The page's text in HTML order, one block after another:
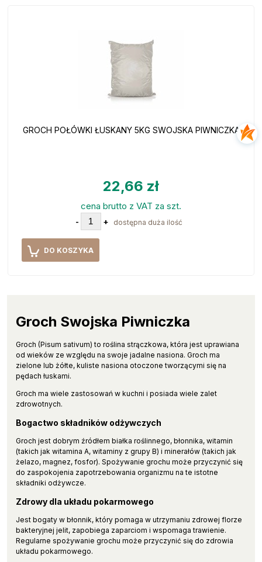
GROCH POŁÓWKI ŁUSKANY 5KG SWOJSKA PIWNICZKA
22,66 zł
cena brutto z VAT za szt.
- + dostępna duża ilość
DO KOSZYKA
Groch Swojska Piwniczka
Groch (Pisum sativum) to roślina strączkowa, która jest uprawiana
od wieków ze względu na swoje jadalne nasiona. Groch ma
zielone lub żółte, kuliste nasiona otoczone tworzącymi się na
pędach łuskami.
Groch ma wiele zastosowań w kuchni i posiada wiele zalet
zdrowotnych.
Bogactwo składników odżywczych
Groch jest dobrym źródłem białka roślinnego, błonnika, witamin
(takich jak witamina A, witaminy z grupy B) i minerałów (takich jak
żelazo, magnez, fosfor). Spożywanie grochu może przyczynić się
do zaspokojenia zapotrzebowania organizmu na te istotne
składniki odżywcze.
Zdrowy dla układu pokarmowego
Jest bogaty w błonnik, który pomaga w utrzymaniu zdrowej florze
bakteryjnej jelit, zapobiega zaparciom i wspomaga trawienie.
Regularne spożywanie grochu może przyczynić się do zdrowia
układu pokarmowego.